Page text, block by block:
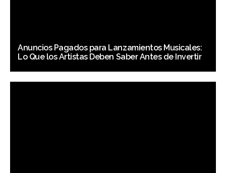
Anuncios Pagados para Lanzamientos Musicales:
Lo Que los Artistas Deben Saber Antes de Invertir